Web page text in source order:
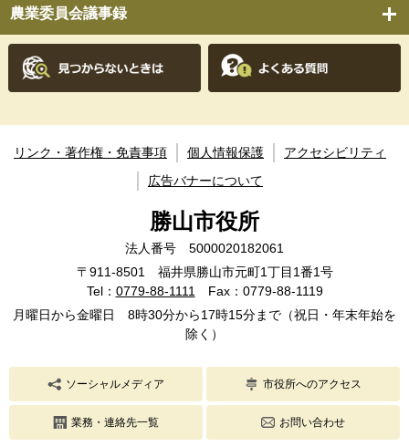
農業委員会議事録
リンク・著作権・免責事項 個人情報保護
アクセシビリティ
広告バナーについて
勝山市役所
法人番号 5000020182061
〒911-8501 福井県勝山市元町1丁目1番1号
Tel： 0779-88-1111
Fax：0779-88-1119
月曜日から金曜日 8時30分から17時15分まで（祝日・年末年始を
除く）
ソーシャルメディア 市役所へのアクセス
業務・連絡先一覧 お問い合わせ